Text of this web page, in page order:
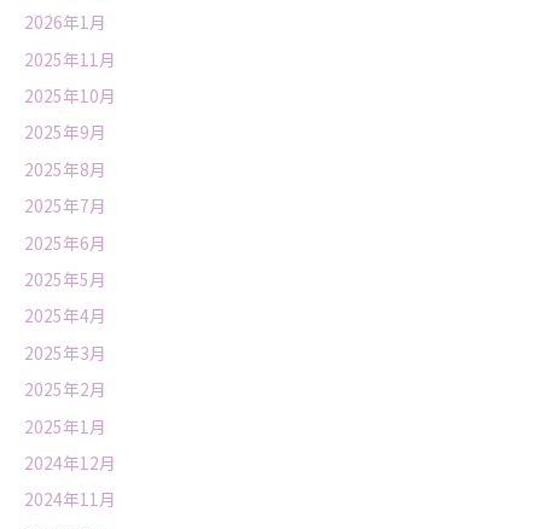
2026年1月
2025年11月
2025年10月
2025年9月
2025年8月
2025年7月
2025年6月
2025年5月
2025年4月
2025年3月
2025年2月
2025年1月
2024年12月
2024年11月